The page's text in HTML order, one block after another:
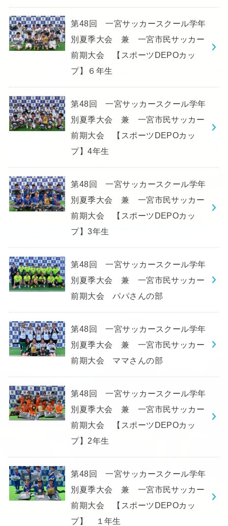
第48回 一宮サッカースクール学年
別夏季大会 兼 一宮市民サッカー
前期大会 【スポーツDEPOカッ
プ】６年生
第48回 一宮サッカースクール学年
別夏季大会 兼 一宮市民サッカー
前期大会 【スポーツDEPOカッ
プ】4年生
第48回 一宮サッカースクール学年
別夏季大会 兼 一宮市民サッカー
前期大会 【スポーツDEPOカッ
プ】3年生
第48回 一宮サッカースクール学年
別夏季大会 兼 一宮市民サッカー
前期大会 パパさんの部
第48回 一宮サッカースクール学年
別夏季大会 兼 一宮市民サッカー
前期大会 ママさんの部
第48回 一宮サッカースクール学年
別夏季大会 兼 一宮市民サッカー
前期大会 【スポーツDEPOカッ
プ】2年生
第48回 一宮サッカースクール学年
別夏季大会 兼 一宮市民サッカー
前期大会 【スポーツDEPOカッ
プ】 １年生